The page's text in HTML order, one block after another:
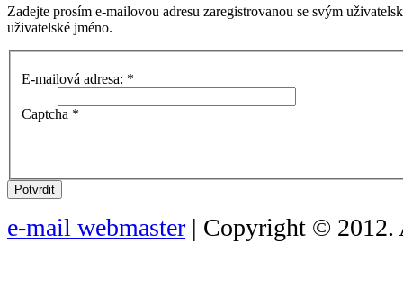
Zadejte prosím e-mailovou adresu zaregistrovanou se svým
uživatelské jméno.
E-mailová adresa: *
Captcha *
Potvrdit
e-mail webmaster | Copyright © 2012.